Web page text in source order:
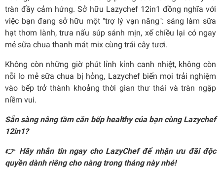
tràn đầy cảm hứng. Sở hữu Lazychef 12in1 đồng nghĩa với
việc bạn đang sở hữu một "trợ lý vạn năng": sáng làm sữa
hạt thơm lành, trưa nấu súp sánh mịn, xế chiều lại có ngay
mẻ sữa chua thanh mát mix cùng trái cây tươi.
Không còn những giờ phút lỉnh kỉnh canh nhiệt, không còn
nỗi lo mẻ sữa chua bị hỏng, Lazychef biến mọi trải nghiệm
vào bếp trở thành khoảng thời gian thư thái và tràn ngập
niềm vui.
Sẵn sàng nâng tầm căn bếp healthy của bạn cùng Lazychef
12in1?
👉 Hãy nhắn tin ngay cho LazyChef để nhận ưu đãi độc
quyền dành riêng cho nàng trong tháng này nhé!